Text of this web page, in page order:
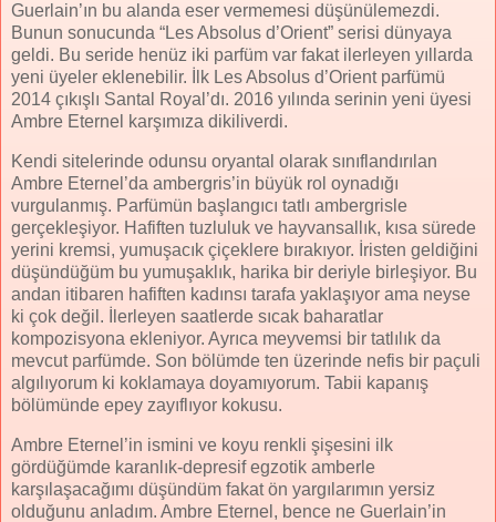
Guerlain’ın bu alanda eser vermemesi düşünülemezdi.
Bunun sonucunda “Les Absolus d’Orient” serisi dünyaya
geldi. Bu seride henüz iki parfüm var fakat ilerleyen yıllarda
yeni üyeler eklenebilir. İlk Les Absolus d’Orient parfümü
2014 çıkışlı Santal Royal’dı. 2016 yılında serinin yeni üyesi
Ambre Eternel karşımıza dikiliverdi.
Kendi sitelerinde odunsu oryantal olarak sınıflandırılan
Ambre Eternel’da ambergris’in büyük rol oynadığı
vurgulanmış. Parfümün başlangıcı tatlı ambergrisle
gerçekleşiyor. Hafiften tuzluluk ve hayvansallık, kısa sürede
yerini kremsi, yumuşacık çiçeklere bırakıyor. İristen geldiğini
düşündüğüm bu yumuşaklık, harika bir deriyle birleşiyor. Bu
andan itibaren hafiften kadınsı tarafa yaklaşıyor ama neyse
ki çok değil. İlerleyen saatlerde sıcak baharatlar
kompozisyona ekleniyor. Ayrıca meyvemsi bir tatlılık da
mevcut parfümde. Son bölümde ten üzerinde nefis bir paçuli
algılıyorum ki koklamaya doyamıyorum. Tabii kapanış
bölümünde epey zayıflıyor kokusu.
Ambre Eternel’in ismini ve koyu renkli şişesini ilk
gördüğümde karanlık-depresif egzotik amberle
karşılaşacağımı düşündüm fakat ön yargılarımın yersiz
olduğunu anladım. Ambre Eternel, bence ne Guerlain’in